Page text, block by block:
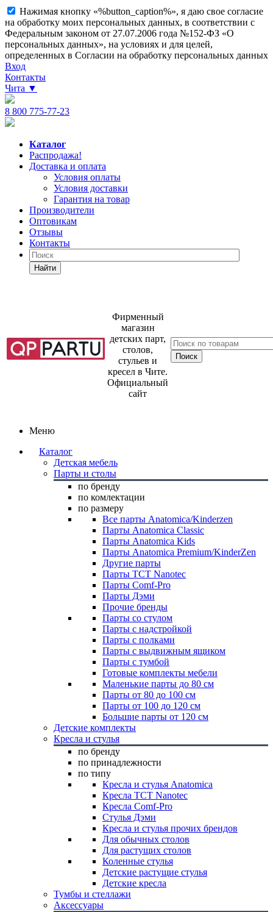
Нажимая кнопку «%button_caption%», я даю свое согласие
на обработку моих персональных данных, в соответствии с
Федеральным законом от 27.07.2006 года №152-ФЗ «О
персональных данных», на условиях и для целей,
определенных в Согласии на обработку персональных данных
Вход
Контакты
Чита ▼
8 800 775-77-23
Каталог
Распродажа!
Доставка и оплата
Условия оплаты
Условия доставки
Гарантия на товар
Производители
Оптовикам
Отзывы
Контакты
Найти
Фирменный
магазин
детских парт,
столов,
стульев и
кресел в Чите.
Официальный
сайт
Меню
Каталог
Детская мебель
Парты и столы
по бренду
по комлектации
по размеру
Все парты Anatomica/Kinderzen
Парты Anatomica Classic
Парты Anatomica Kids
Парты Anatomica Premium/KinderZen
Другие парты
Парты TCT Nanotec
Парты Comf-Pro
Парты Дэми
Прочие бренды
Парты со стулом
Парты с надстройкой
Парты с полками
Парты с выдвижным ящиком
Парты с тумбой
Готовые комплекты мебели
Маленькие парты до 80 см
Парты от 80 до 100 см
Парты от 100 до 120 см
Большие парты от 120 см
Детские комплекты
Кресла и стулья
по бренду
по принадлежности
по типу
Кресла и стулья Anatomica
Кресла TCT Nanotec
Кресла Comf-Pro
Стулья Дэми
Кресла и стулья прочих брендов
Для обычных столов
Для растущих столов
Коленные стулья
Детские растущие стулья
Детские кресла
Тумбы и стеллажи
Аксессуары